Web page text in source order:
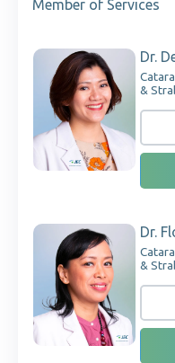
Member of Services
Dr.
&
Dr.
&